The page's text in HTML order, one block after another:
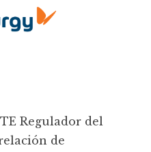
Regulador del
de